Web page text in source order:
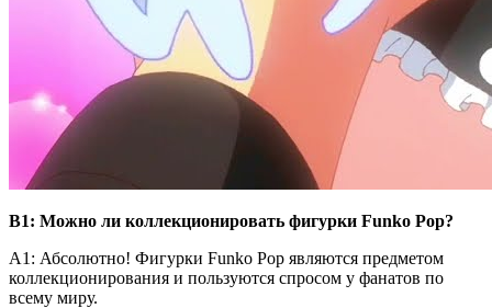
В1: Можно ли коллекционировать фигурки Funko Pop?
А1: Абсолютно! Фигурки Funko Pop являются предметом
коллекционирования и пользуются спросом у фанатов по
всему миру.